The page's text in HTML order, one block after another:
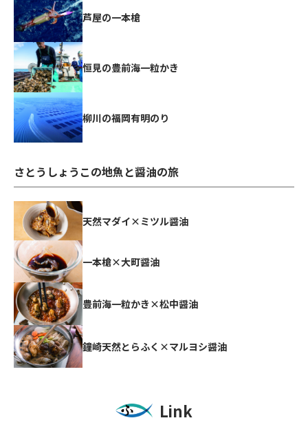
芦屋の一本槍
恒見の豊前海一粒かき
柳川の福岡有明のり
さとうしょうこの地魚と醤油の旅
天然マダイ×ミツル醤油
一本槍×大町醤油
豊前海一粒かき×松中醤油
鐘崎天然とらふく×マルヨシ醤油
Link